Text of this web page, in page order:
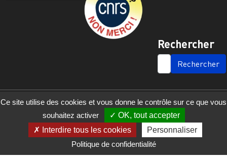
Rechercher
SEARCH
© 2023 - 2025 - UMR 6590 - Espaces et Sociétés
Ce site utilise des cookies et vous donne le contrôle sur ce que vous
souhaitez activer
OK, tout accepter
Interdire tous les cookies
Personnaliser
Politique de confidentialité